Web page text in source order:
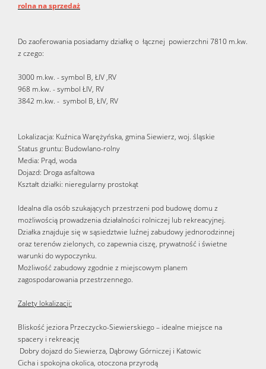
rolna na sprzedaż
Do zaoferowania posiadamy działkę o łącznej powierzchni 7810 m.kw.
z czego:
3000 m.kw. - symbol B, ŁIV ,RV
968 m.kw. - symbol ŁIV, RV
3842 m.kw. - symbol B, ŁIV, RV
Lokalizacja: Kuźnica Warężyńska, gmina Siewierz, woj. śląskie
Status gruntu: Budowlano-rolny
Media: Prąd, woda
Dojazd: Droga asfaltowa
Kształt działki: nieregularny prostokąt
Idealna dla osób szukających przestrzeni pod budowę domu z
możliwością prowadzenia działalności rolniczej lub rekreacyjnej.
Działka znajduje się w sąsiedztwie luźnej zabudowy jednorodzinnej
oraz terenów zielonych, co zapewnia ciszę, prywatność i świetne
warunki do wypoczynku.
Możliwość zabudowy zgodnie z miejscowym planem
zagospodarowania przestrzennego.
Zalety lokalizacji:
Bliskość jeziora Przeczycko-Siewierskiego – idealne miejsce na
spacery i rekreację
Dobry dojazd do Siewierza, Dąbrowy Górniczej i Katowic
Cicha i spokojna okolica, otoczona przyrodą